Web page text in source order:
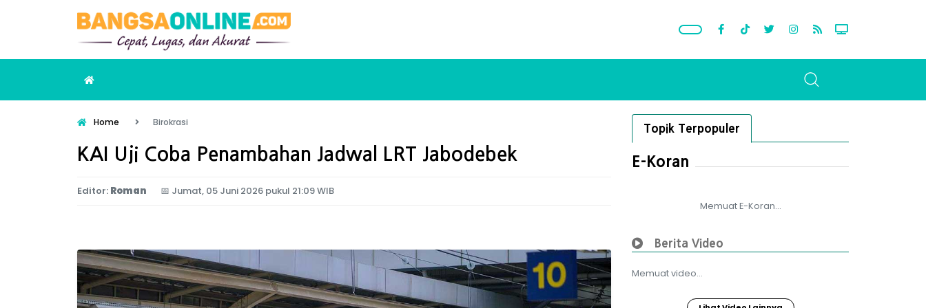
Home Birokrasi
KAI Uji Coba Penambahan Jadwal LRT Jabodebek
Editor: Roman 📅 Jumat, 05 Juni 2026 pukul 21:09 WIB
Topik Terpopuler
E-Koran
Memuat E-Koran...
Berita Video
Memuat video...